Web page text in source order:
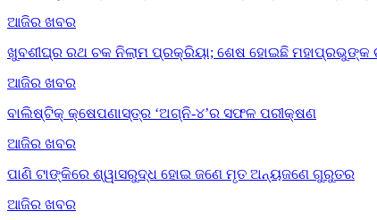
ଆଜିର ଖବର
ଖୁବଶୀଘ୍ର ରଥ ଚକ ନିଲାମ ପ୍ରକ୍ରିୟା; ଶେଷ ହୋଇଛି ମହାପ୍ରଭୁଙ୍କ
ଆଜିର ଖବର
ବାଲିଷ୍ଟିକ୍ କ୍ଷେପଣାସ୍ତ୍ର ‘ଅଗ୍ନି-୪’ର ସଫଳ ପରୀକ୍ଷଣ
ଆଜିର ଖବର
ପାଣି ଟାଙ୍କିରେ ଶ୍ୱାସରୁଦ୍ଧ ହୋଇ ଜଣେ ମୃତ ଅନ୍ୟଜଣେ ଗୁରୁତର
ଆଜିର ଖବର